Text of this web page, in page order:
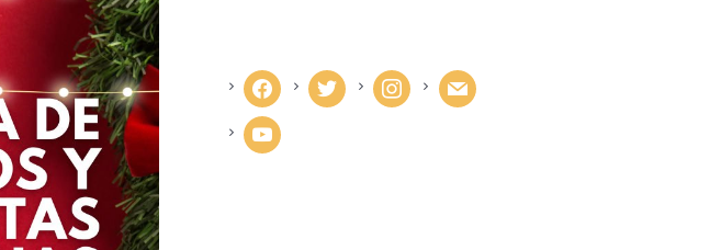
facebook twitter instagrammail
youtube